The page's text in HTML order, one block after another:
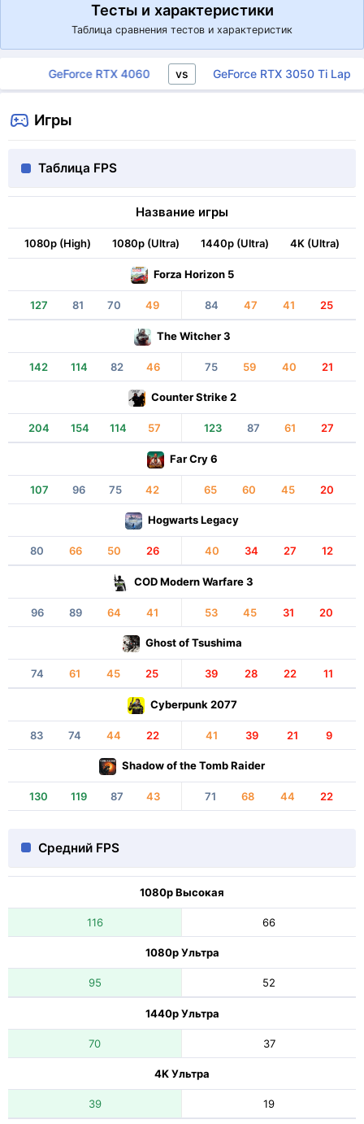
Тесты и характеристики
Таблица сравнения тестов и характеристик
GeForce RTX 4060 vs GeForce RTX 3050 Ti Laptop
Игры
Таблица FPS
Название игры
1080p (High) 1080p (Ultra) 1440p (Ultra) 4K (Ultra)
Forza Horizon 5
127 81 70 49 84 47 41 25
The Witcher 3
142 114 82 46 75 59 40 21
Counter Strike 2
204 154 114 57 123 87 61 27
Far Cry 6
107 96 75 42 65 60 45 20
Hogwarts Legacy
80 66 50 26 40 34 27 12
COD Modern Warfare 3
96 89 64 41 53 45 31 20
Ghost of Tsushima
74 61 45 25 39 28 22 11
Cyberpunk 2077
83 74 44 22 41 39 21 9
Shadow of the Tomb Raider
130 119 87 43 71 68 44 22
Средний FPS
1080p Высокая
116 66
1080p Ультра
95 52
1440p Ультра
70 37
4K Ультра
39 19